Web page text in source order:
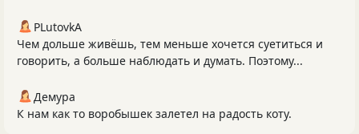
PLutоvkА
Чем дольше живёшь, тем меньше хочется суетиться и
говорить, а больше наблюдать и думать. Поэтому...
Демура
К нам как то воробышек залетел на радость коту.